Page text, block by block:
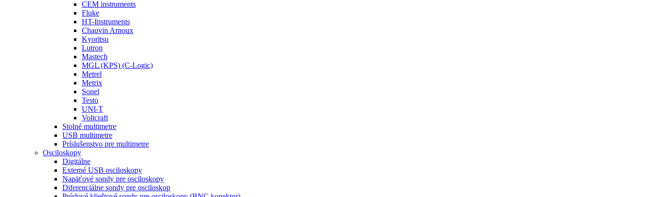
CEM instruments
Fluke
HT-Instruments
Chauvin Arnoux
Kyoritsu
Lutron
Mastech
MGL (KPS) (C-Logic)
Metrel
Metrix
Sonel
Testo
UNI-T
Voltcraft
Stolné multimetre
USB multimetre
Príslušenstvo pre multimetre
Osciloskopy
Digitálne
Externé USB osciloskopy
Napäťové sondy pre osciloskopy
Diferenciálne sondy pre osciloskop